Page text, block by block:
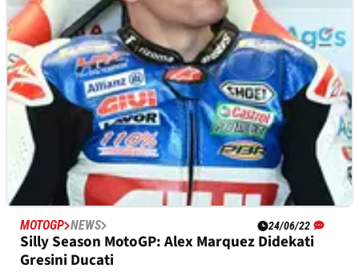
MOTOGP NEWS 24/06/22
Silly Season MotoGP: Alex Marquez Didekati
Gresini Ducati